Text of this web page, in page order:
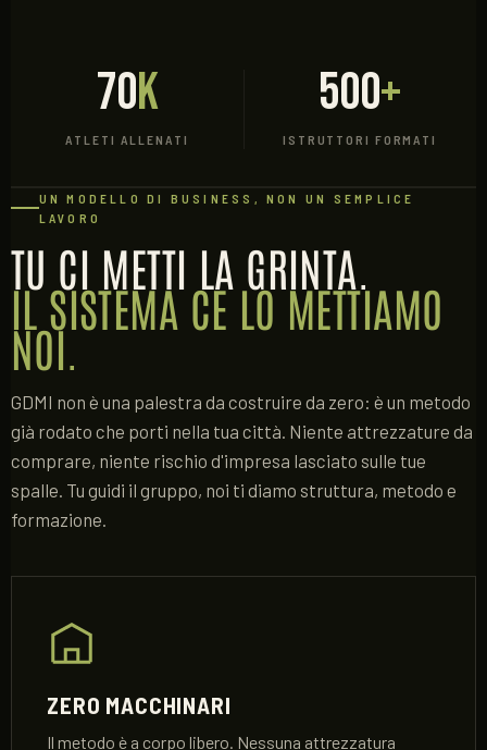
70K
ATLETI ALLENATI
500+
ISTRUTTORI FORMATI
UN MODELLO DI BUSINESS, NON UN SEMPLICE
LAVORO
TU CI METTI LA GRINTA.
IL SISTEMA CE LO METTIAMO
NOI.
GDMI non è una palestra da costruire da zero: è un metodo
già rodato che porti nella tua città. Niente attrezzature da
comprare, niente rischio d'impresa lasciato sulle tue
spalle. Tu guidi il gruppo, noi ti diamo struttura, metodo e
formazione.
ZERO MACCHINARI
Il metodo è a corpo libero. Nessuna attrezzatura